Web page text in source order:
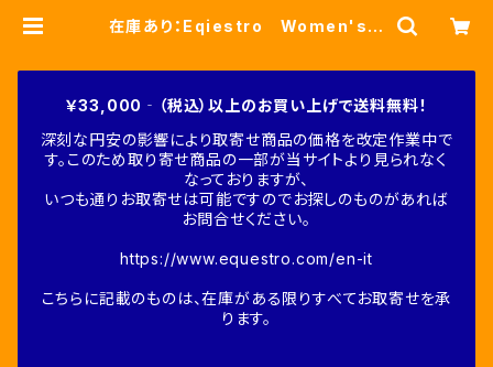
在庫あり：Eqiestro Women's
￥33,000‐（税込）以上のお買い上げで送料無料！
深刻な円安の影響により取寄せ商品の価格を改定作業中で
す。このため取り寄せ商品の一部が当サイトより見られなく
なっておりますが、
いつも通りお取寄せは可能ですのでお探しのものがあれば
お問合せください。
https://www.equestro.com/en-it
こちらに記載のものは、在庫がある限りすべてお取寄せを承
ります。